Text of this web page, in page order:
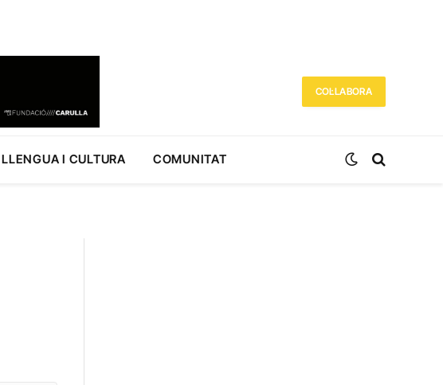
COL·LABORA
LLENGUA I CULTURA COMUNITAT